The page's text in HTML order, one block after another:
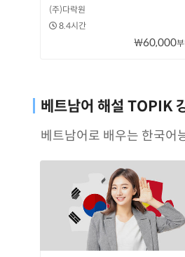
(주)다락원
8.4시간
₩60,000
베트남어 해설 TOPIK
베트남어로 배우는 한국어